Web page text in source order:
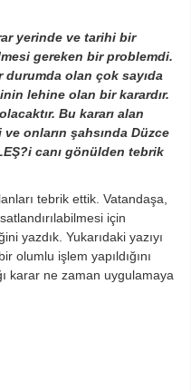
yerinde ve tarihi bir
gereken bir problemdi.
durumda olan çok sayıda
lehine olan bir karardır.
Bu kararı alan
onların şahsında Düzce
canı gönülden tebrik
tebrik ettik. Vatandaşa,
için
yazdık. Yukarıdaki yazıyı
olumlu işlem yapıldığını
karar ne zaman uygulamaya